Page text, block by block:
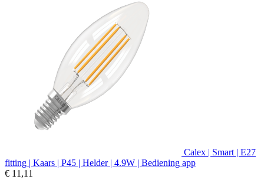
Calex | Smart | E27
fitting | Kaars | P45 | Helder | 4.9W | Bediening app
€ 11,11